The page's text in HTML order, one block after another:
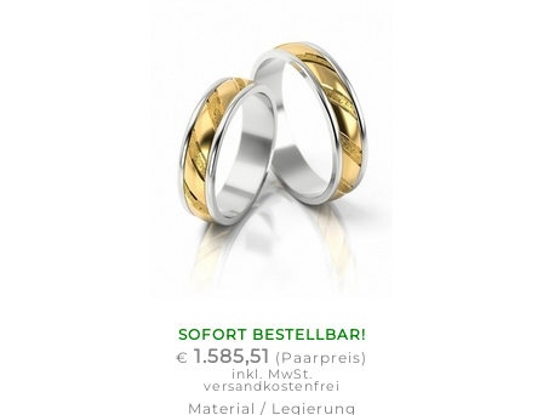
SOFORT BESTELLBAR!
€ 1.585,51 (Paarpreis)
inkl. MwSt.
versandkostenfrei
Material / Legierung